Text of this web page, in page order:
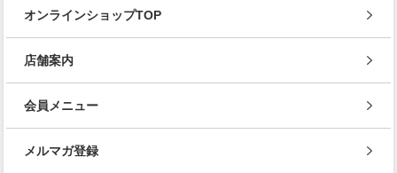
オンラインショップTOP
店舗案内
会員メニュー
メルマガ登録